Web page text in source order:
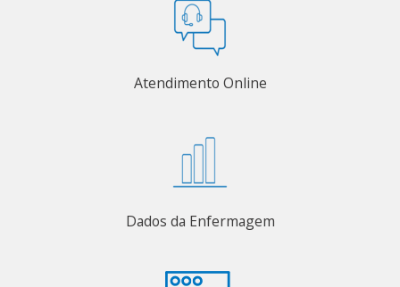
Atendimento Online
Dados da Enfermagem